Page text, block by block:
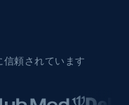
頼されています